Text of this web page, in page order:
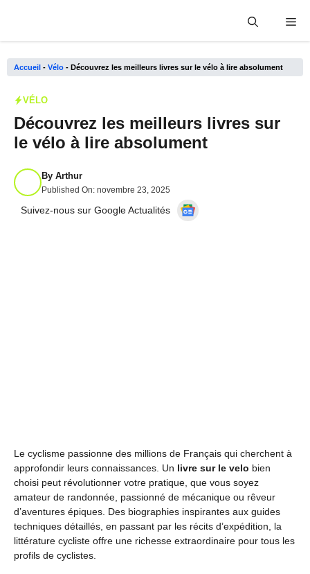
Accueil - Vélo - Découvrez les meilleurs livres sur le vélo à lire absolument
VÉLO
Découvrez les meilleurs livres sur
le vélo à lire absolument
By Arthur
Published On: novembre 23, 2025
Suivez-nous sur Google Actualités
Le cyclisme passionne des millions de Français qui cherchent à
approfondir leurs connaissances. Un livre sur le velo bien
choisi peut révolutionner votre pratique, que vous soyez
amateur de randonnée, passionné de mécanique ou rêveur
d’aventures épiques. Des biographies inspirantes aux guides
techniques détaillés, en passant par les récits d’expédition, la
littérature cycliste offre une richesse extraordinaire pour tous les
profils de cyclistes.